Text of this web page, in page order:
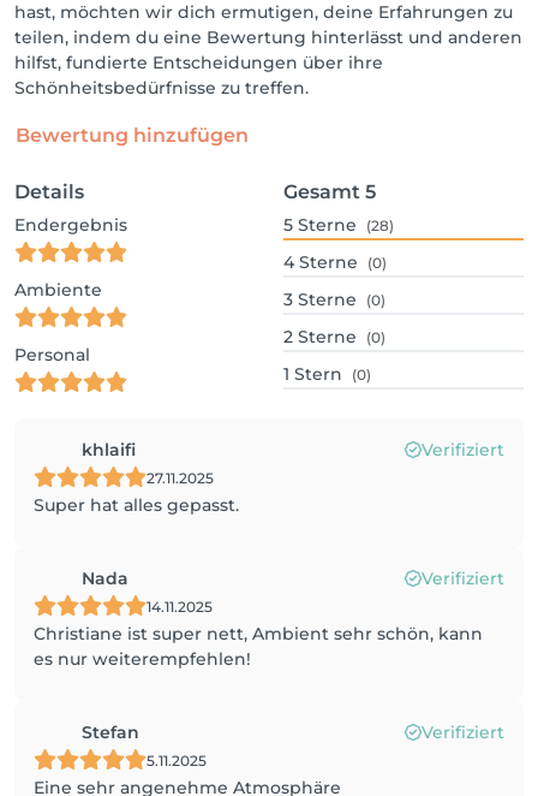
hast, möchten wir dich ermutigen, deine Erfahrungen zu
teilen, indem du eine Bewertung hinterlässt und anderen
hilfst, fundierte Entscheidungen über ihre
Schönheitsbedürfnisse zu treffen.
Bewertung hinzufügen
Details
Endergebnis
Ambiente
Personal
Gesamt 5
5 Sterne (28)
4 Sterne (0)
3 Sterne (0)
2 Sterne (0)
1 Stern (0)
khlaifi Verifiziert
27.11.2025
Super hat alles gepasst.
Nada Verifiziert
14.11.2025
Christiane ist super nett, Ambient sehr schön, kann
es nur weiterempfehlen!
Stefan Verifiziert
5.11.2025
Eine sehr angenehme Atmosphäre